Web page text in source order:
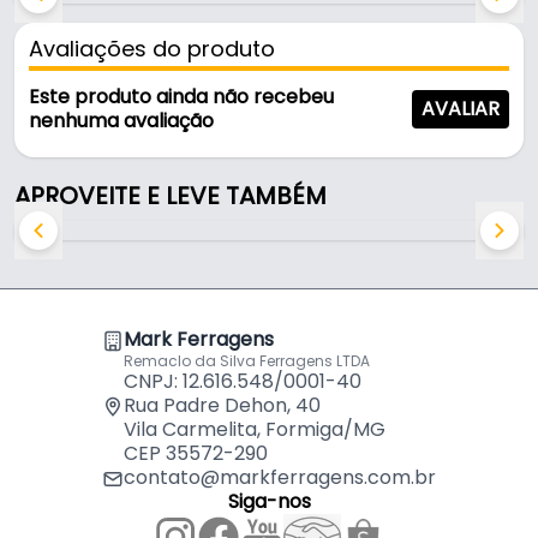
Conteúdo da Embalagem:
- 01 Cabideiro de Led Editável - Blass.
- 02 Suportes Laterais de 80 X 22 Mm.
Inox Fosco Com Sensor Presença 3000k Branco
Quente Led Line
por R$321,64
Cabideiro de Led Editável de 850 A 1200 Mm Em
Alumínio Anodizado Com Sensor Presença 3000k
Branco Quente Led Line
por R$330,24
Avaliações do produto
Este produto ainda não recebeu
nenhuma avaliação
AVALIAR
APROVEITE E LEVE TAMBÉM
Mark Ferragens
Remaclo da Silva Ferragens LTDA
CNPJ: 12.616.548/0001-40
Rua Padre Dehon, 40
Vila Carmelita, Formiga/MG
CEP 35572-290
contato@markferragens.com.br
Siga-nos